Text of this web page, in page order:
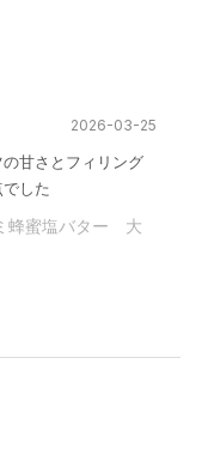
2026-03-25
甘さとフィリング
した
蜂蜜塩バター 大